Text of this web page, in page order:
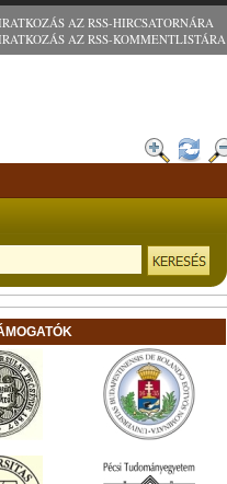
AZ RSS-HIRCSATORNÁRA
AZ RSS-KOMMENTLISTÁRA